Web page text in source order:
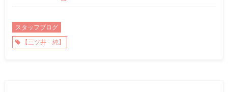
スタッフブログ
【三ツ井 純】